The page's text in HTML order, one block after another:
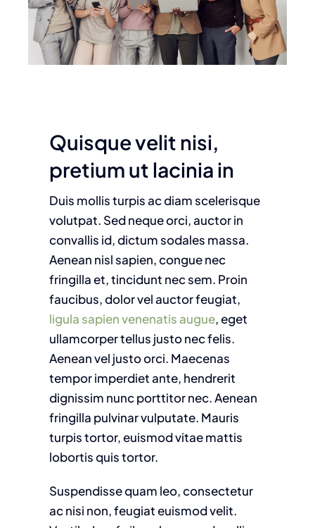
Quisque velit nisi,
pretium ut lacinia in
Duis mollis turpis ac diam scelerisque
volutpat. Sed neque orci, auctor in
convallis id, dictum sodales massa.
Aenean nisl sapien, congue nec
fringilla et, tincidunt nec sem. Proin
faucibus, dolor vel auctor feugiat,
ligula sapien venenatis augue, eget
ullamcorper tellus justo nec felis.
Aenean vel justo orci. Maecenas
tempor imperdiet ante, hendrerit
dignissim nunc porttitor nec. Aenean
fringilla pulvinar vulputate. Mauris
turpis tortor, euismod vitae mattis
lobortis quis tortor.
Suspendisse quam leo, consectetur
ac nisi non, feugiat euismod velit.